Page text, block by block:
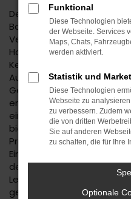
Der Hyundai KONA ist
Balingen. Bei diesem
Vernunftsargumente und
Hand und geben beide
Kennzeichnend für den
Ausstattung. Unabhängig
Gebrauchtwagen und
entscheiden oder einen
ein rundum tadelloses
bieten Ihnen den Hyundai
Preis und ermöglichen
Einsteigen in
den Straßen von Balingen
Level heben möchten, ist
geeignet.
Funktional
Diese Technologien
der Webseite. Services
Maps, Chats,
werden aktiviert.
Statistik und
Diese Technologien
Webseite zu
zu verbessern. Zudem
die von dritten
Sie auf anderen
zu schalten, die für Ihre
Optionale